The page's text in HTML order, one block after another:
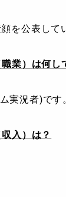
を公表して
業）は何し
実況者)です
入）は？